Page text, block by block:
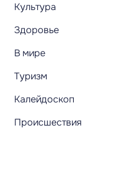
Культура
Здоровье
В мире
Туризм
Калейдоскоп
Происшествия